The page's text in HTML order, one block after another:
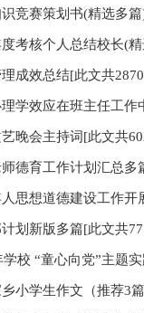
竞赛策划书(精选多
考核个人总结校长(
]成效总结[此文共
学效应在班主任工作
字]
晚会主持词[此文共
德育工作计划汇总多
思想道德建设工作开
12435字]
划新版多篇[此文共
学校 “童心向党”主题
共1080字]
小学生作文（推荐3